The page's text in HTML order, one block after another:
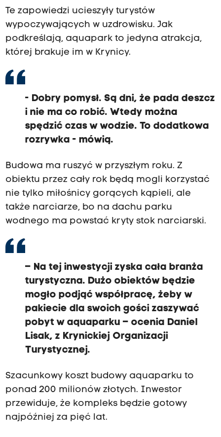
Te zapowiedzi ucieszyły turystów
wypoczywających w uzdrowisku. Jak
podkreślają, aquapark to jedyna atrakcja,
której brakuje im w Krynicy.
- Dobry pomysł. Są dni, że pada deszcz
i nie ma co robić. Wtedy można
spędzić czas w wodzie. To dodatkowa
rozrywka - mówią.
Budowa ma ruszyć w przyszłym roku. Z
obiektu przez cały rok będą mogli korzystać
nie tylko miłośnicy gorących kąpieli, ale
także narciarze, bo na dachu parku
wodnego ma powstać kryty stok narciarski.
– Na tej inwestycji zyska cała branża
turystyczna. Dużo obiektów będzie
mogło podjąć współpracę, żeby w
pakiecie dla swoich gości zaszywać
pobyt w aquaparku – ocenia Daniel
Lisak, z Krynickiej Organizacji
Turystycznej.
Szacunkowy koszt budowy aquaparku to
ponad 200 milionów złotych. Inwestor
przewiduje, że kompleks będzie gotowy
najpóźniej za pięć lat.